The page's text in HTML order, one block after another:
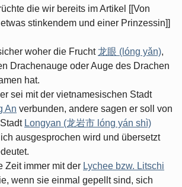
die wir bereits im Artikel [[Von
stinkendem und einer Prinzessin]]
woher die Frucht龙眼 (lóng yǎn),
Drachenauge oder Auge des Drachen
hat.
sei mit der vietnamesischen Stadt
An verbunden, andere sagen er soll von
Longyan (龙岩市 lóng yán shì)
ausgesprochen wird und übersetzt
Zeit immer mit der Lychee bzw. Litschi
wenn sie einmal gepellt sind, sich